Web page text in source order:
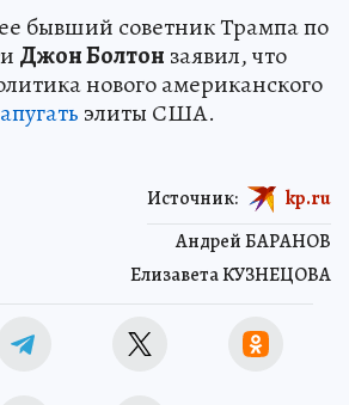
бывший советник Трампа по
Джон Болтон заявил, что
нового американского
элиты США.
Андрей БАРАНОВ
Елизавета КУЗНЕЦОВА
Источник: kp.ru